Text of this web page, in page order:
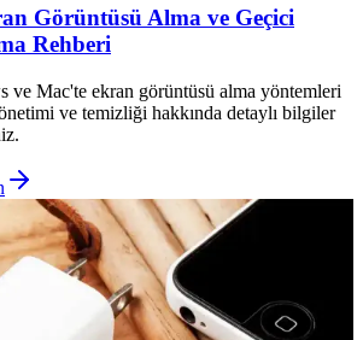
Görüntüsü Alma ve Geçici
Rehberi
ve Mac'te ekran görüntüsü alma yöntemleri
ve temizliği hakkında detaylı bilgiler